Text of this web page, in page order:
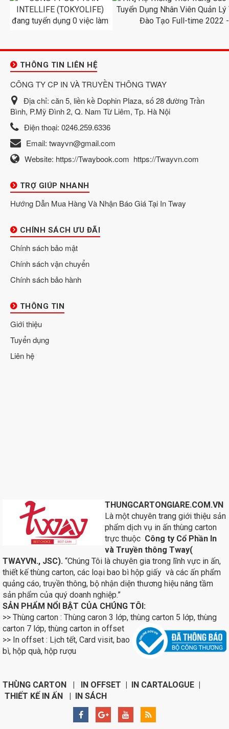
THÔNG TIN LIÊN HỆ
CÔNG TY CP IN VÀ TRUYỀN THÔNG TWAY
Địa chỉ: căn 5, liền kề Dophin Plaza, số 28 đường Trần
Bình, P.Mỹ Đình 2, Q. Nam Từ Liêm, Tp. Hà Nội
Điện thoại: 0246.259.6336
Email: twayvn@gmail.com
Website: https://Twaybook.com https://Twayvn.com
TRỢ GIÚP NHANH
Hướng Dẫn Mua Hàng Và Nhận Báo Giá Tại In Tway
CHÍNH SÁCH ƯU ĐÃI
Chính sách bảo mật
Chính sách vận chuyển
Chính sách bảo hành
THÔNG TIN
Giới thiệu
Tuyển dụng
Liên hệ
THUNGCARTONGIARE.COM.VN
Là một chuyên trang giới thiệu sản
phẩm dịch vụ in ấn thùng carton
trực thuộc Công ty Cổ Phần In
và Truyền thông Tway(
TWAYVN., JSC). “Chúng Tôi là chuyên gia trong lĩnh vực in ấn,
thiết kế thùng carton, các loại bao bì hộp giấy và các ấn phẩm
quảng cáo, truyền thông, bộ nhận diện thương hiệu nâng tầm
sản phẩm của quý doanh nghiệp.”
SẢN PHẨM NỔI BẬT CỦA CHÚNG TÔI:
>> Thùng carton : Thùng caron 3 lớp, thùng carton 5 lớp, thùng
carton 7 lớp, thùng carton in offset
>> In offset : Lịch tết, Card visit, bao
bì, hộp quà, hộp rượu
THÙNG CARTON | IN OFFSET | IN CARTALOGUE |
THIẾT KẾ IN ẤN | IN SÁCH